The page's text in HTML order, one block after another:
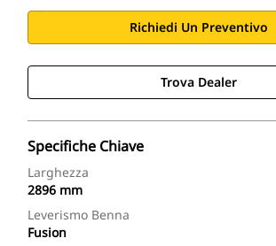
Richiedi Un Preventivo
Trova Dealer
Specifiche Chiave
Larghezza
2896 mm
Leverismo Benna
Fusion